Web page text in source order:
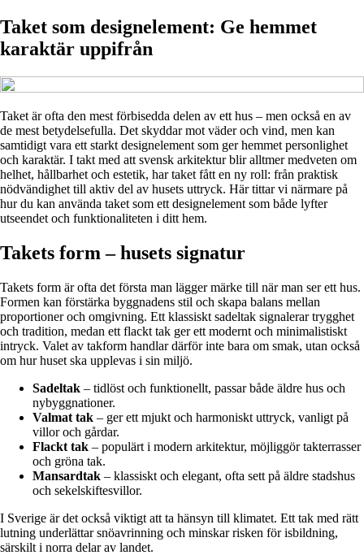
Taket som designelement: Ge hemmet
karaktär uppifrån
Taket är ofta den mest förbisedda delen av ett hus – men också en av
de mest betydelsefulla. Det skyddar mot väder och vind, men kan
samtidigt vara ett starkt designelement som ger hemmet personlighet
och karaktär. I takt med att svensk arkitektur blir alltmer medveten om
helhet, hållbarhet och estetik, har taket fått en ny roll: från praktisk
nödvändighet till aktiv del av husets uttryck. Här tittar vi närmare på
hur du kan använda taket som ett designelement som både lyfter
utseendet och funktionaliteten i ditt hem.
Takets form – husets signatur
Takets form är ofta det första man lägger märke till när man ser ett hus.
Formen kan förstärka byggnadens stil och skapa balans mellan
proportioner och omgivning. Ett klassiskt sadeltak signalerar trygghet
och tradition, medan ett flackt tak ger ett modernt och minimalistiskt
intryck. Valet av takform handlar därför inte bara om smak, utan också
om hur huset ska upplevas i sin miljö.
Sadeltak – tidlöst och funktionellt, passar både äldre hus och
nybyggnationer.
Valmat tak – ger ett mjukt och harmoniskt uttryck, vanligt på
villor och gårdar.
Flackt tak – populärt i modern arkitektur, möjliggör takterrasser
och gröna tak.
Mansardtak – klassiskt och elegant, ofta sett på äldre stadshus
och sekelskiftesvillor.
I Sverige är det också viktigt att ta hänsyn till klimatet. Ett tak med rätt
lutning underlättar snöavrinning och minskar risken för isbildning,
särskilt i norra delar av landet.